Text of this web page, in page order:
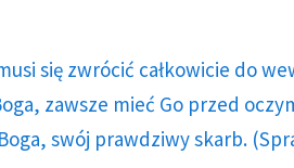
się zwrócić całkowicie do
zawsze mieć Go przed
swój prawdziwy skarb.